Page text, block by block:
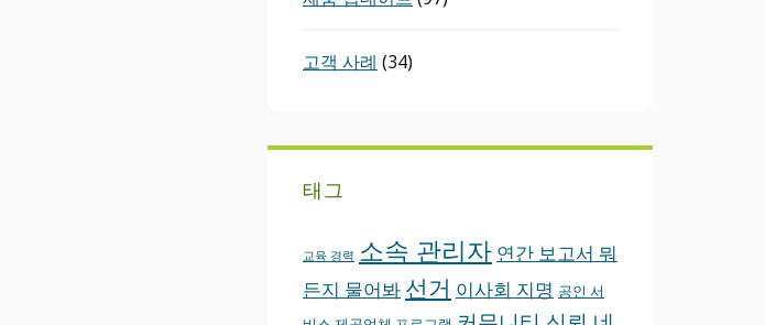
고객 사례 (34)
태그
교육 경력 소속 관리자 연간 보고서 뭐
든지 물어봐 선거 이사회 지명 공인 서